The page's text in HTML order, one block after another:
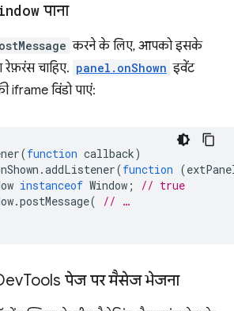
पाना
करने के लिए, आपको इसके
चाहिए. panel.onShown इवेंट
iframe विंडो पाएं:
(function callback)
.addListener(function (
instanceof Window ;
// true
.postMessage(
// …
Tools पेज पर मैसेज भेजना